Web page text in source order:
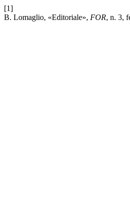
[1]
B. Lomaglio, «Editoriale», FOR, n. 3,